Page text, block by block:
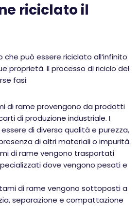
riciclato il
che può essere riciclato all’infinito
proprietà. Il processo di riciclo del
fasi:
di rame provengono da prodotti
di produzione industriale. I
di diversa qualità e purezza,
di altri materiali o impurità.
di rame vengono trasportati
dove vengono pesati e
di rame vengono sottoposti a
separazione e compattazione